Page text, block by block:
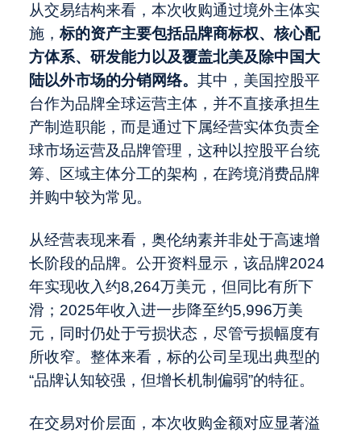
从交易结构来看，本次收购通过境外主体实
施，标的资产主要包括品牌商标权、核心配
方体系、研发能力以及覆盖北美及除中国大
陆以外市场的分销网络。 其中，美国控股平
台作为品牌全球运营主体，并不直接承担生
产制造职能，而是通过下属经营实体负责全
球市场运营及品牌管理，这种以控股平台统
筹、区域主体分工的架构，在跨境消费品牌
并购中较为常见。
从经营表现来看，奥伦纳素并非处于高速增
长阶段的品牌。公开资料显示，该品牌2024
年实现收入约8,264万美元，但同比有所下
滑；2025年收入进一步降至约5,996万美
元，同时仍处于亏损状态，尽管亏损幅度有
所收窄。整体来看，标的公司呈现出典型的
“品牌认知较强，但增长机制偏弱”的特征。
在交易对价层面，本次收购金额对应显著溢